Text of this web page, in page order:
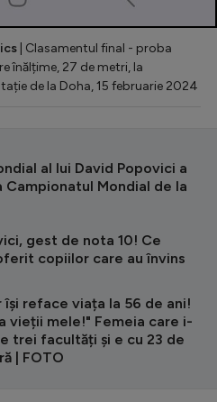
| Clasamentul final - proba
înălțime, 27 de metri, la
de la Doha, 15 februarie 2024
al lui David Popovici a
Mondial de la
gest de nota 10! Ce
copiilor care au învins
își reface viața la 56 de ani!
vieții mele!" Femeia care i-
trei facultăți și e cu 23 de
| FOTO